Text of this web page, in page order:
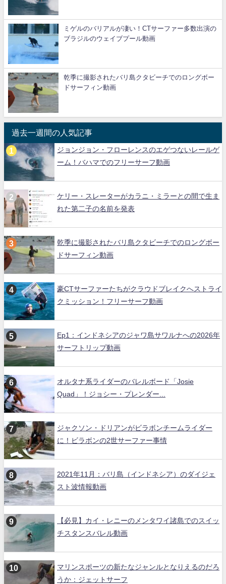
ミゲルのバリアルが凄い！CTサーファー多数出演の
ブラジルのウェイブプール動画
乾季に撮影されたバリ島クタビーチでのロングボー
ドサーフィン動画
過去一週間の人気記事
ジョンジョン・フローレンスのエゲつないレールゲ
ーム！バハマでのフリーサーフ動画
ケリー・スレーターがカラニ・ミラーとの間で生ま
れた第二子の名前を発表
乾季に撮影されたバリ島クタビーチでのロングボー
ドサーフィン動画
豪CTサーファーたちがクラウドブレイクへストライ
クミッション！フリーサーフ動画
Ep1：インドネシアのジャワ島サワルナへの2026年
サーフトリップ動画
オルタナ系ライダーのバレルボード「Josie
Quad」！ジョシー・プレンダー...
ジャクソン・ドリアンがビラボンチームライダー
に！ビラボンの2世サーファー事情
2021年11月：バリ島（インドネシア）のダイジェ
スト波情報動画
【必見】カイ・レニーのメンタワイ諸島でのスイッ
チスタンスバレル動画
マリンスポーツの新たなジャンルとなりえるのだろ
うか：ジェットサーフ